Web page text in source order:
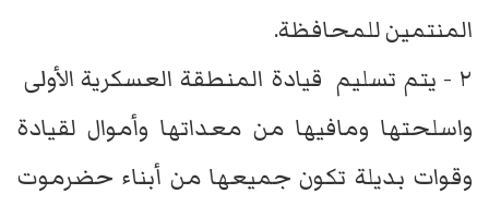
المنتمين للمحافظة.
٢ - يتم تسليم قيادة المنطقة العسكرية الأولى
واسلحتها ومافيها من معداتها وأموال لقيادة
وقوات بديلة تكون جميعها من أبناء حضرموت